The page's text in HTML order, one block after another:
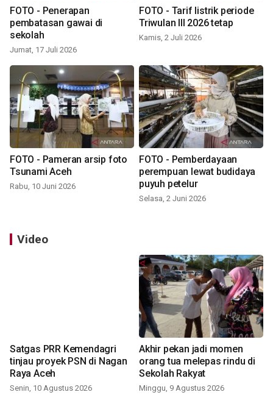
FOTO - Penerapan
pembatasan gawai di
sekolah
Jumat, 17 Juli 2026
FOTO - Tarif listrik periode
Triwulan III 2026 tetap
Kamis, 2 Juli 2026
FOTO - Pameran arsip foto
Tsunami Aceh
Rabu, 10 Juni 2026
FOTO - Pemberdayaan
perempuan lewat budidaya
puyuh petelur
Selasa, 2 Juni 2026
Video
Satgas PRR Kemendagri
tinjau proyek PSN di Nagan
Raya Aceh
Senin, 10 Agustus 2026
Akhir pekan jadi momen
orang tua melepas rindu di
Sekolah Rakyat
Minggu, 9 Agustus 2026